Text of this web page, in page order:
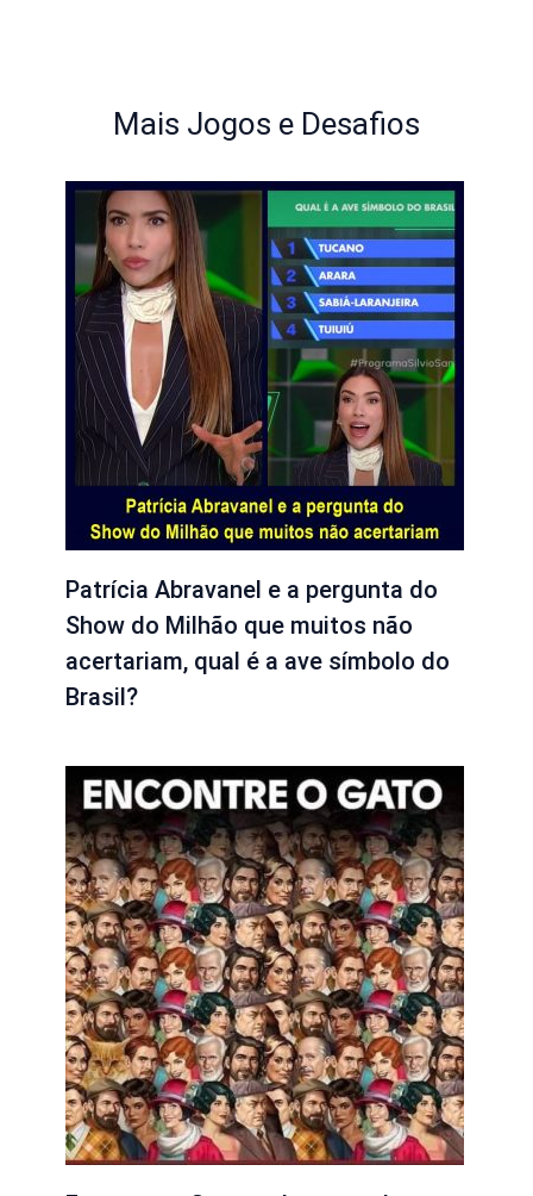
Mais Jogos e Desafios
Patrícia Abravanel e a pergunta do
Show do Milhão que muitos não
acertariam, qual é a ave símbolo do
Brasil?